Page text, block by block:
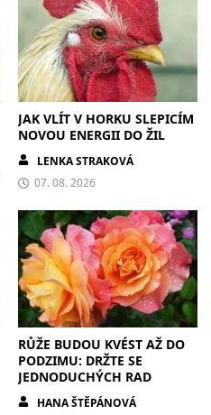
JAK VLÍT V HORKU SLEPICÍM
NOVOU ENERGII DO ŽIL
LENKA STRAKOVÁ
07. 08. 2026
RŮŽE BUDOU KVÉST AŽ DO
PODZIMU: DRŽTE SE
JEDNODUCHÝCH RAD
HANA ŠTĚPÁNOVÁ